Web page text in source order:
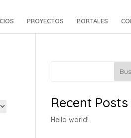
PROYECTOS PORTALES
Recent Posts
Hello world!